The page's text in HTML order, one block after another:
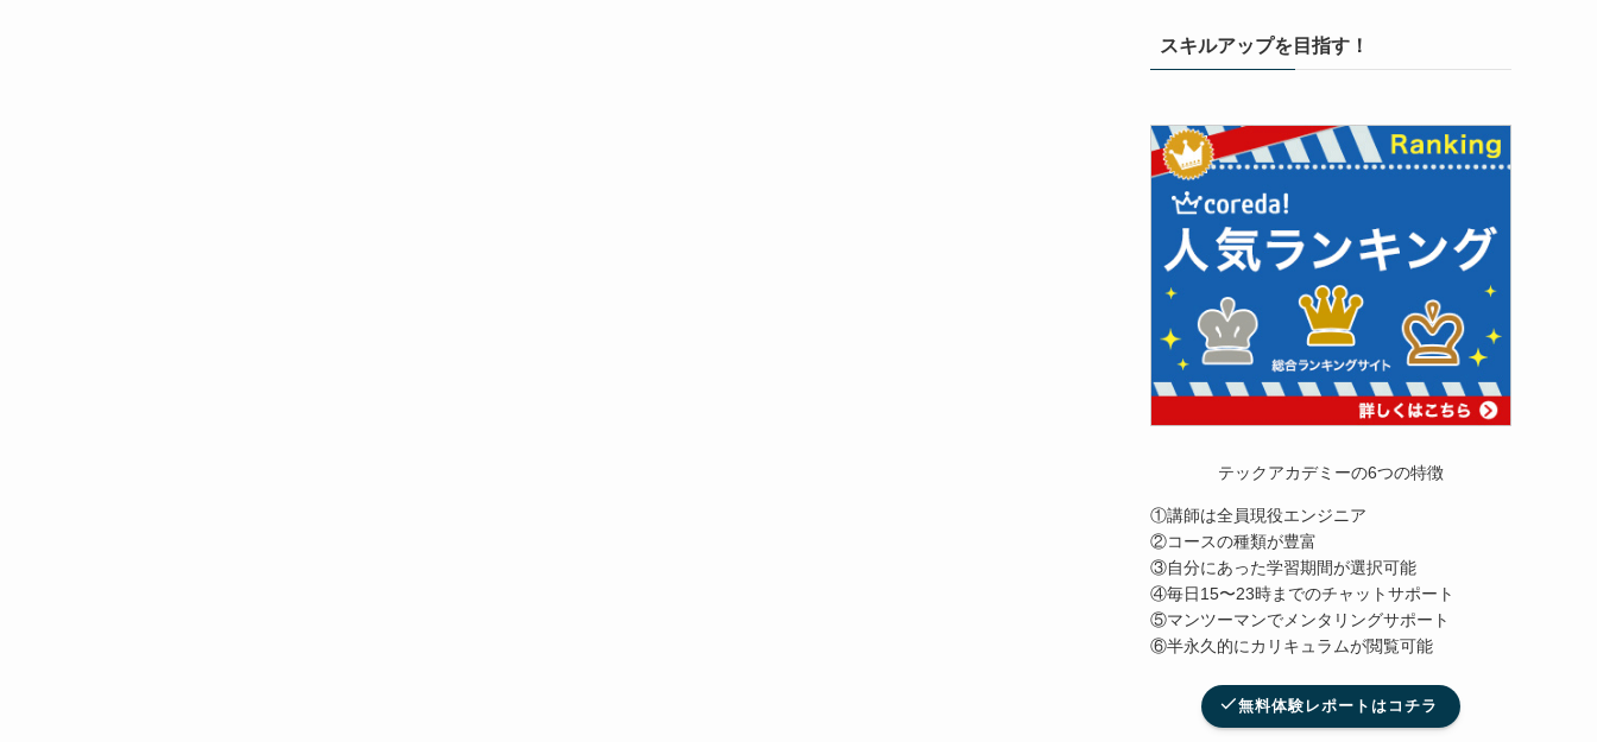
スキルアップを目指す！
テックアカデミーの6つの特徴
①講師は全員現役エンジニア
②コースの種類が豊富
③自分にあった学習期間が選択可能
④毎日15〜23時までのチャットサポート
⑤マンツーマンでメンタリングサポート
⑥半永久的にカリキュラムが閲覧可能
無料体験レポートはコチラ